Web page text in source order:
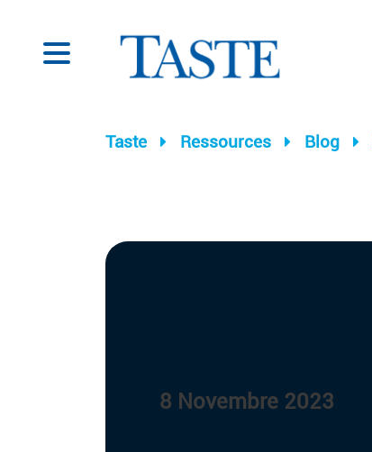
Taste Ressources Blog
8 Novembre 2023